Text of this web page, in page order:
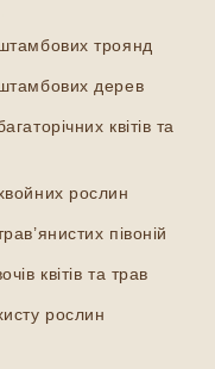
троянд
дерев
квітів та
рослин
півоній
квітів та трав
рослин